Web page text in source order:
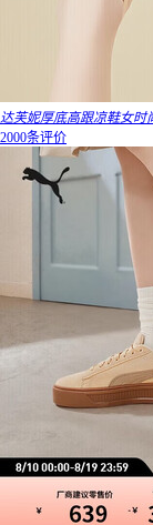
达芙妮厚底高跟凉鞋女时
2000条评价